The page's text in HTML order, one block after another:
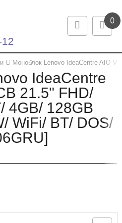
0
Моноблок Lenovo IdeaCentre AIO
IdeaCentre
21.5" FHD/
4GB/ 128GB
WiFi/ BT/ DOS/